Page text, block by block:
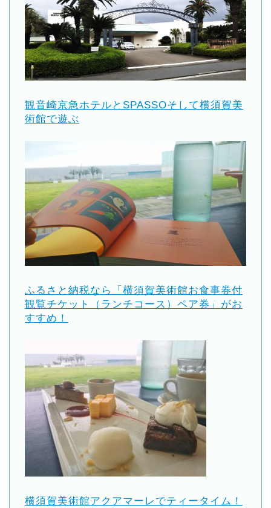
観音崎京急ホテルとSPASSOそして横須賀美
術館で遊ぶ
ふるさと納税なら「横須賀美術館お食事券付
観覧チケット（ランチコース）ペア券」がお
すすめ！
横須賀美術館アクアマーレでティータイム！